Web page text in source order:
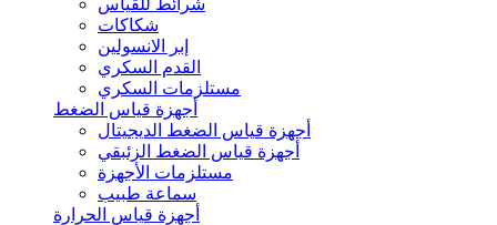
شرائط للقياس
شكاكات
إبر الانسولين
القدم السكري
مستلزمات السكري
أجهزة قياس الضغط
أجهزة قياس الضغط الديجيتال
أجهزة قياس الضغط الزئبقي
مستلزمات الأجهزة
سماعة طبيب
أجهزة قياس الحرارة